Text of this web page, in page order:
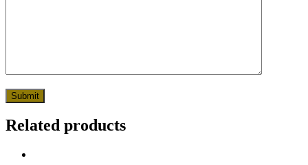
Related products